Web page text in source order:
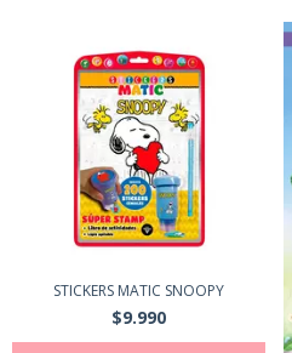
STICKERS MATIC SNOOPY
$9.990